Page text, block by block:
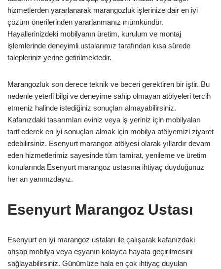
hizmetlerden yararlanarak marangozluk işlerinize dair en iyi
çözüm önerilerinden yararlanmanız mümkündür.
Hayallerinizdeki mobilyanın üretim, kurulum ve montaj
işlemlerinde deneyimli ustalarımız tarafından kısa sürede
talepleriniz yerine getirilmektedir.
Marangozluk son derece teknik ve beceri gerektiren bir iştir. Bu
nedenle yeterli bilgi ve deneyime sahip olmayan atölyeleri tercih
etmeniz halinde istediğiniz sonuçları almayabilirsiniz.
Kafanızdaki tasarımları eviniz veya iş yeriniz için mobilyaları
tarif ederek en iyi sonuçları almak için mobilya atölyemizi ziyaret
edebilirsiniz. Esenyurt marangoz atölyesi olarak yıllardır devam
eden hizmetlerimiz sayesinde tüm tamirat, yenileme ve üretim
konularında Esenyurt marangoz ustasına ihtiyaç duyduğunuz
her an yanınızdayız.
Esenyurt Marangoz Ustası
Esenyurt en iyi marangoz ustaları ile çalışarak kafanızdaki
ahşap mobilya veya eşyanın kolayca hayata geçirilmesini
sağlayabilirsiniz. Günümüze hala en çok ihtiyaç duyulan